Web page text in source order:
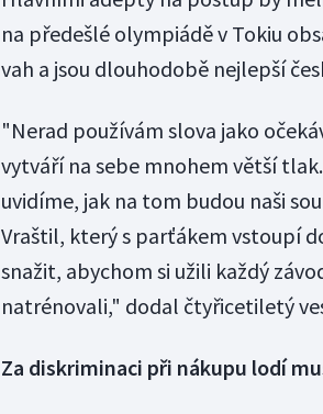
na předešlé olympiádě v Tokiu
vah a jsou dlouhodobě nejlepší
"Nerad používám slova jako
vytváří na sebe mnohem větší
uvidíme, jak na tom budou naši
Vraštil, který s parťákem vstoupí
snažit, abychom si užili každý
natrénovali," dodal čtyřicetiletý
Za diskriminaci při nákupu lodí